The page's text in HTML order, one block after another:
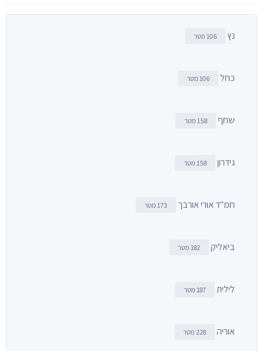
נץ 106 מטר
כחל 106 מטר
שחף 158 מטר
גידרון 158 מטר
חמ"ד אורי אורבך 173 מטר
ביאליק 182 מטר
לילית 187 מטר
אוריה 228 מטר